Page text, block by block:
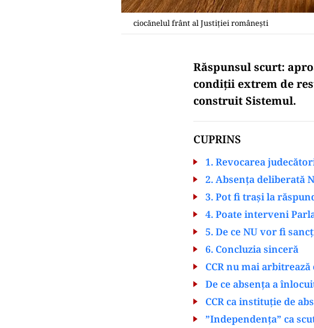
ciocănelul frânt al Justiției românești
Răspunsul scurt:
condiții extrem de
construit Sistemul.
CUPRINS
1. Revocarea
2. Absența deliberată
3. Pot fi trași la
4. Poate interveni
5. De ce NU vor fi
6. Concluzia sinceră
CCR nu mai
De ce absența a
CCR ca instituție de
”Independența” ca